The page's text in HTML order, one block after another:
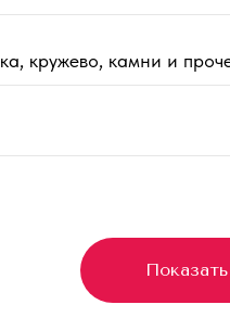
кружево, камни и